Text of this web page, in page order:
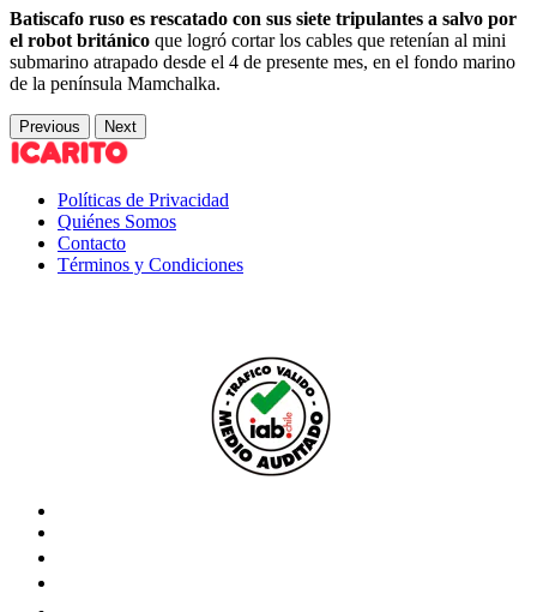
Batiscafo ruso es rescatado con sus siete tripulantes a salvo por
el robot británico que logró cortar los cables que retenían al mini
submarino atrapado desde el 4 de presente mes, en el fondo marino
de la península Mamchalka.
Previous Next
Políticas de Privacidad
Quiénes Somos
Contacto
Términos y Condiciones